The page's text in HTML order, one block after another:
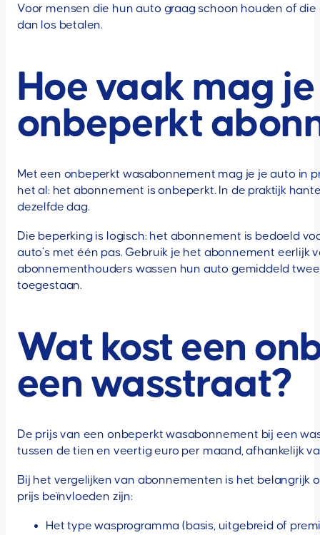
Voor mensen die hun auto graag schoon houden of
dan los betalen.
Hoe vaak mag
onbeperkt
Met een onbeperkt wasabonnement mag je je auto in
het al: het abonnement is onbeperkt. In de praktijk
dezelfde dag.
Die beperking is logisch: het abonnement is bedoeld
auto’s met één pas. Gebruik je het abonnement
abonnementhouders wassen hun auto gemiddeld
toegestaan.
Wat kost een
een wasstraat?
De prijs van een onbeperkt wasabonnement bij een
tussen de tien en veertig euro per maand, afhankelijk
Bij het vergelijken van abonnementen is het belangrijk
prijs beïnvloeden zijn:
Het type wasprogramma (basis, uitgebreid of